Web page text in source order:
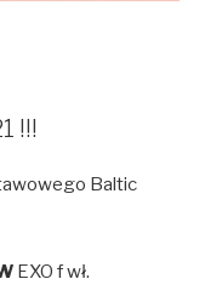
!!!
Baltic
EXO f wł.